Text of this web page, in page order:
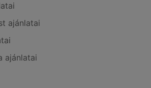
ajánlatai
ajánlatai